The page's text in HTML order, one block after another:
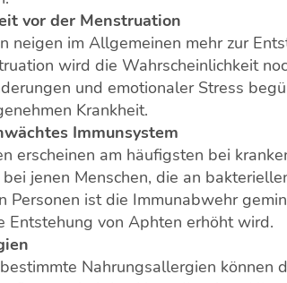
vor der Menstruation
neigen im Allgemeinen mehr zur
wird die Wahrscheinlichkeit
und emotionaler Stress
Krankheit.
Immunsystem
erscheinen am häufigsten bei
jenen Menschen, die an
Personen ist die Immunabwehr
Entstehung von Aphten erhöht wird.
Nahrungsallergien können